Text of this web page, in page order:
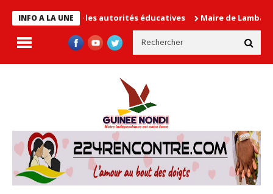
INFO A LA UNE
en cause les autorités éducatives Maire de Lambanyi : Baba